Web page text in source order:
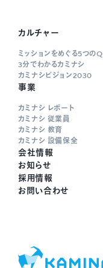
カルチャー
ミッションをめぐる5つのQ
3分でわかるカミナシ
カミナシビジョン2030
事業
カミナシ レポート
カミナシ 従業員
カミナシ 教育
カミナシ 設備保全
会社情報
お知らせ
採用情報
お問い合わせ